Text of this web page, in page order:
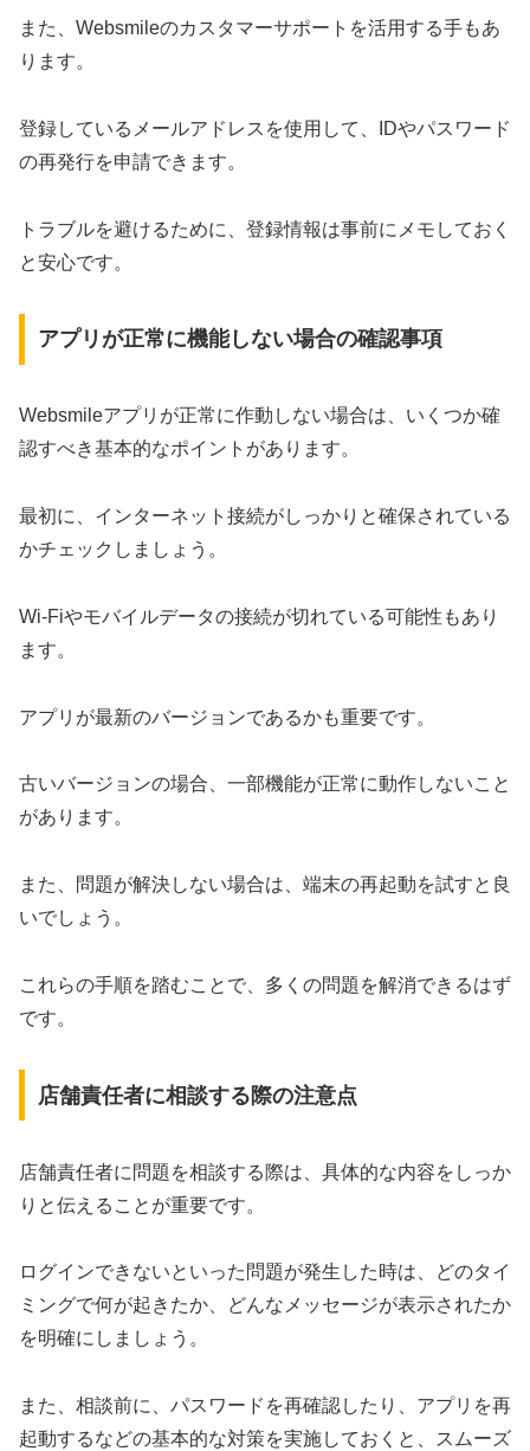
また、Websmileのカスタマーサポートを活用する手もあ
ります。
登録しているメールアドレスを使用して、IDやパスワード
の再発行を申請できます。
トラブルを避けるために、登録情報は事前にメモしておく
と安心です。
アプリが正常に機能しない場合の確認事項
Websmileアプリが正常に作動しない場合は、いくつか確
認すべき基本的なポイントがあります。
最初に、インターネット接続がしっかりと確保されている
かチェックしましょう。
Wi-Fiやモバイルデータの接続が切れている可能性もあり
ます。
アプリが最新のバージョンであるかも重要です。
古いバージョンの場合、一部機能が正常に動作しないこと
があります。
また、問題が解決しない場合は、端末の再起動を試すと良
いでしょう。
これらの手順を踏むことで、多くの問題を解消できるはず
です。
店舗責任者に相談する際の注意点
店舗責任者に問題を相談する際は、具体的な内容をしっか
りと伝えることが重要です。
ログインできないといった問題が発生した時は、どのタイ
ミングで何が起きたか、どんなメッセージが表示されたか
を明確にしましょう。
また、相談前に、パスワードを再確認したり、アプリを再
起動するなどの基本的な対策を実施しておくと、スムーズ